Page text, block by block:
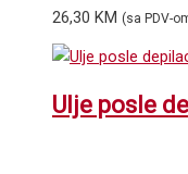
26,30 KM (sa PDV-
Ulje posle